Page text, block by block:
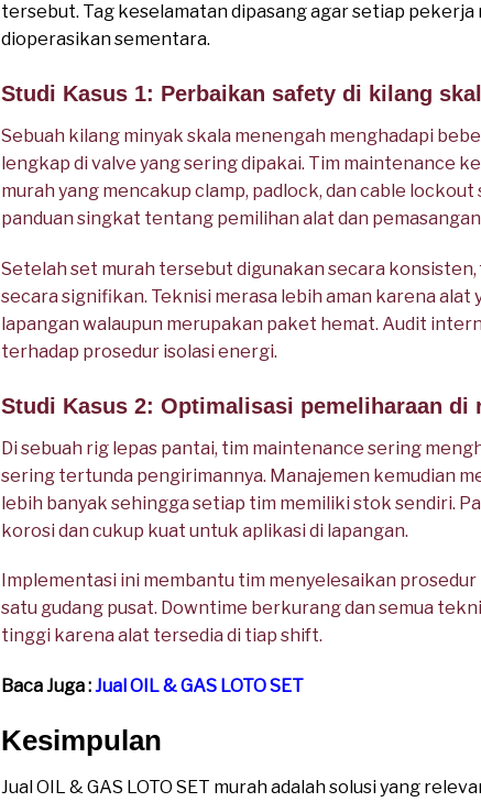
tersebut. Tag keselamatan dipasang agar setiap
dioperasikan sementara.
Studi Kasus 1: Perbaikan safety di kilang
Sebuah kilang minyak skala menengah menghadapi
lengkap di valve yang sering dipakai. Tim maintenance
murah yang mencakup clamp, padlock, dan cable
panduan singkat tentang pemilihan alat dan
Setelah set murah tersebut digunakan secara
secara signifikan. Teknisi merasa lebih aman karena
lapangan walaupun merupakan paket hemat. Audit
terhadap prosedur isolasi energi.
Studi Kasus 2: Optimalisasi pemeliharaan di
Di sebuah rig lepas pantai, tim maintenance sering
sering tertunda pengirimannya. Manajemen kemudian
lebih banyak sehingga setiap tim memiliki stok sendiri.
korosi dan cukup kuat untuk aplikasi di lapangan.
Implementasi ini membantu tim menyelesaikan
satu gudang pusat. Downtime berkurang dan semua
tinggi karena alat tersedia di tiap shift.
Baca Juga :Jual OIL & GAS LOTO SET
Kesimpulan
Jual OIL & GAS LOTO SET murah adalah solusi yang